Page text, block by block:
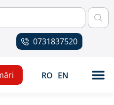
0731837520
RO EN